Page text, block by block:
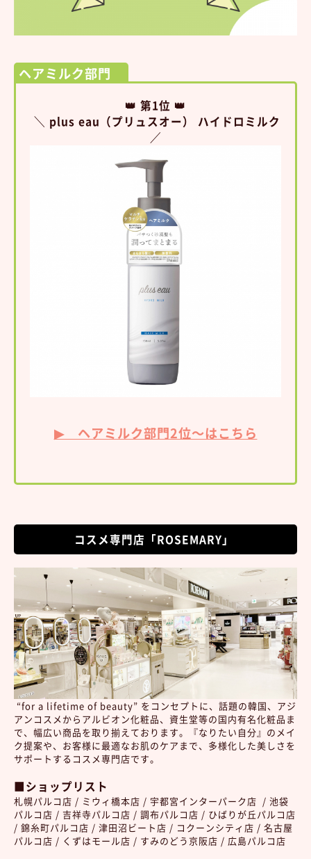
ヘアミルク部門
👑 第1位 👑
＼ plus eau（プリュスオー） ハイドロミルク
／
▶ ヘアミルク部門2位～はこちら
コスメ専門店「ROSEMARY」
“for a lifetime of beauty” をコンセプトに、話題の韓国、アジ
アンコスメからアルビオン化粧品、資生堂等の国内有名化粧品ま
で、幅広い商品を取り揃えております。『なりたい自分』のメイ
ク提案や、お客様に最適なお肌のケアまで、多様化した美しさを
サポートするコスメ専門店です。
■ショップリスト
札幌パルコ店 / ミウィ橋本店 / 宇都宮インターパーク店 / 池袋
パルコ店 / 吉祥寺パルコ店 / 調布パルコ店 / ひばりが丘パルコ店
/ 錦糸町パルコ店 / 津田沼ビート店 / コクーンシティ店 / 名古屋
パルコ店 / くずはモール店 / すみのどう京阪店 / 広島パルコ店